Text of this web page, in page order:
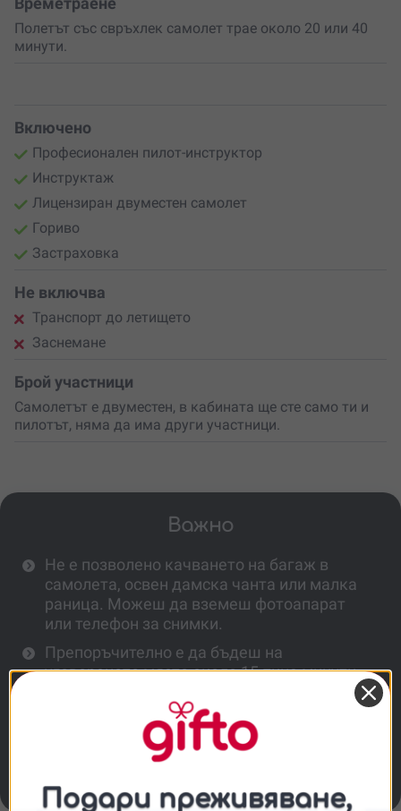
Полетът със свръхлек самолет трае около 20 или 40
минути.
Включено
Професионален пилот-инструктор
Инструктаж
Лицензиран двуместен самолет
Гориво
Застраховка
Не включва
Транспорт до летището
Заснемане
Брой участници
Самолетът е двуместен, в кабината ще сте само ти и
пилотът, няма да има други участници.
Важно
Не е позволено качването на багаж в
самолета, освен дамска чанта или малка
раница. Можеш да вземеш фотоапарат
или телефон за снимки.
Препоръчително е да бъдеш на
уговореното място около 15-тина минути
Пилотът си запазва правото да прецени
дали полетът ще се състои и дали да
преотстъпи управлението на самолета, в